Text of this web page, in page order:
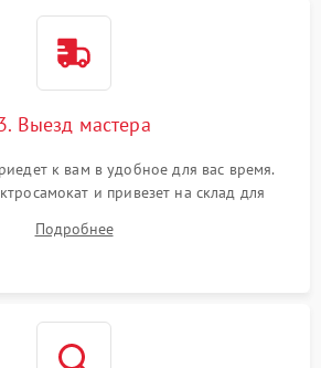
Выезд мастера
к вам в удобное для вас время.
и привезет на склад для
Подробнее